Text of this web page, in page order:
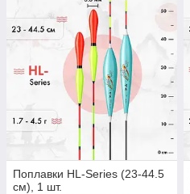
Поплавки HL-Series (23-44.5
см), 1 шт.